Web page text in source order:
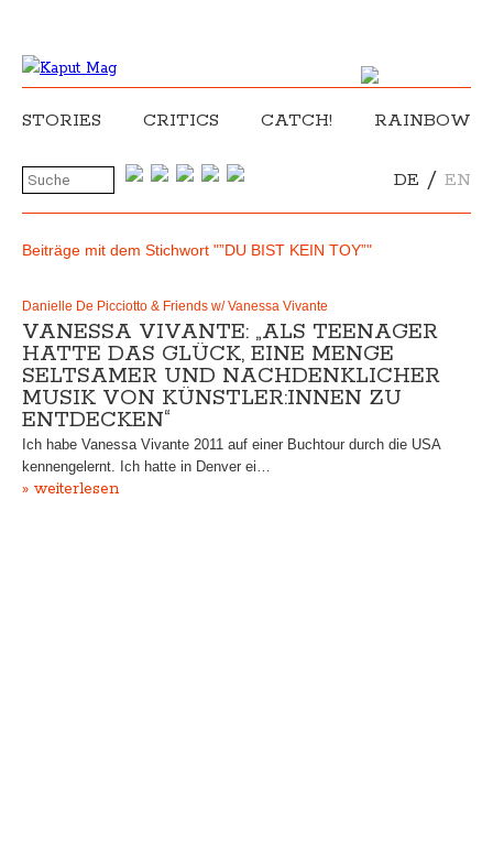
STORIES CRITICS CATCH! RAINBOW
DE / EN
Beiträge mit dem Stichwort "”DU BIST KEIN TOY”"
Danielle De Picciotto & Friends w/ Vanessa Vivante
VANESSA VIVANTE: „ALS TEENAGER
HATTE DAS GLÜCK, EINE MENGE
SELTSAMER UND NACHDENKLICHER
MUSIK VON KÜNSTLER:INNEN ZU
ENTDECKEN“
Ich habe Vanessa Vivante 2011 auf einer Buchtour durch die USA
kennengelernt. Ich hatte in Denver ei…
» weiterlesen